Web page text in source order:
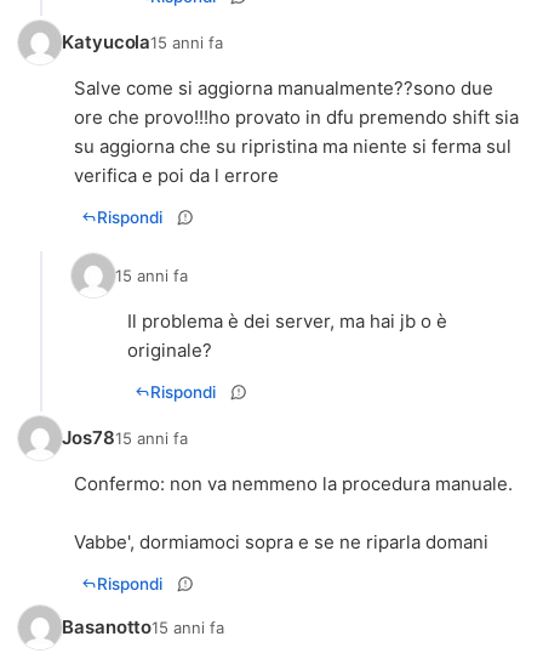
Katyucola15 anni fa
Salve come si aggiorna manualmente??sono due
ore che provo!!!ho provato in dfu premendo shift sia
su aggiorna che su ripristina ma niente si ferma sul
verifica e poi da l errore
Rispondi
15 anni fa
Il problema è dei server, ma hai jb o è
originale?
Rispondi
Jos7815 anni fa
Confermo: non va nemmeno la procedura manuale.
Vabbe', dormiamoci sopra e se ne riparla domani
Rispondi
Basanotto15 anni fa